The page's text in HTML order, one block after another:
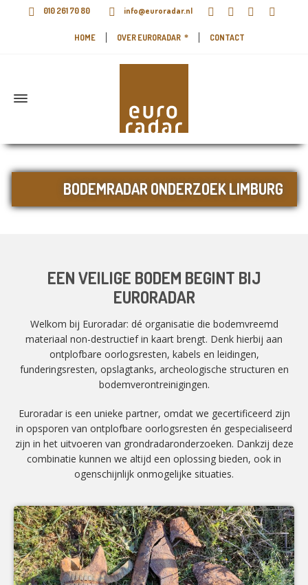
010 261 70 80 info@euroradar.nl
HOME OVER EURORADAR CONTACT
BODEMRADAR ONDERZOEK LIMBURG
EEN VEILIGE BODEM BEGINT BIJ
EURORADAR
Welkom bij Euroradar: dé organisatie die bodemvreemd
materiaal non-destructief in kaart brengt. Denk hierbij aan
ontplofbare oorlogsresten, kabels en leidingen,
funderingsresten, opslagtanks, archeologische structuren en
bodemverontreinigingen.
Euroradar is een unieke partner, omdat we gecertificeerd zijn
in opsporen van ontplofbare oorlogsresten én gespecialiseerd
zijn in het uitvoeren van grondradaronderzoeken. Dankzij deze
combinatie kunnen we altijd een oplossing bieden, ook in
ogenschijnlijk onmogelijke situaties.